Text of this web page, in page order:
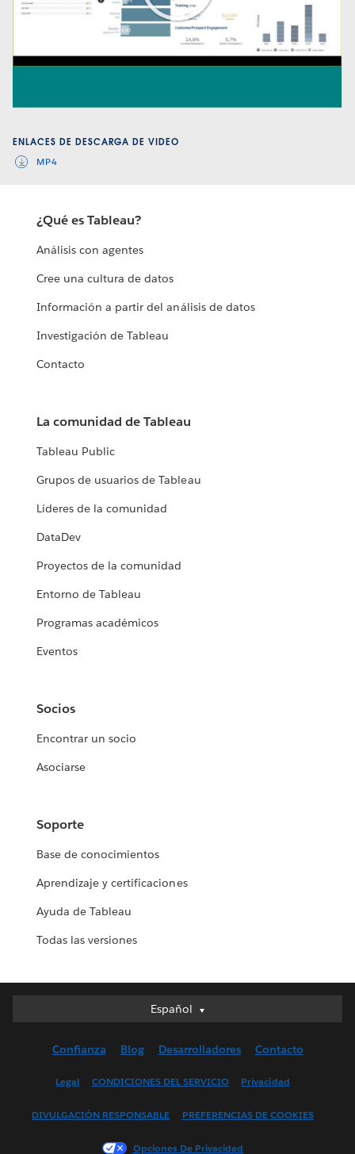
Play
Video
ENLACES DE DESCARGA DE VIDEO
MP4
¿Qué es Tableau?
Análisis con agentes
Cree una cultura de datos
Información a partir del análisis de datos
Investigación de Tableau
Contacto
La comunidad de Tableau
Tableau Public
Grupos de usuarios de Tableau
Líderes de la comunidad
DataDev
Proyectos de la comunidad
Entorno de Tableau
Programas académicos
Eventos
Socios
Encontrar un socio
Asociarse
Soporte
Base de conocimientos
Aprendizaje y certificaciones
Ayuda de Tableau
Todas las versiones
Español
Español
English (UK)
Français (France)
Confianza Blog Desarrolladores Contacto
Legal CONDICIONES DEL SERVICIO Privacidad
DIVULGACIÓN RESPONSABLE PREFERENCIAS DE COOKIES
Opciones De Privacidad